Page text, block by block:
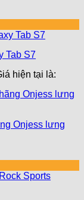
Tab S7
hiện tại là:
Onjess lưng